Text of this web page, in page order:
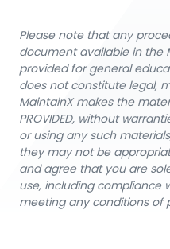
Please note that any
document available in the
provided for general
does not constitute legal,
MaintainX makes the
PROVIDED, without
or using any such
they may not be
and agree that you are
use, including compliance
meeting any conditions of